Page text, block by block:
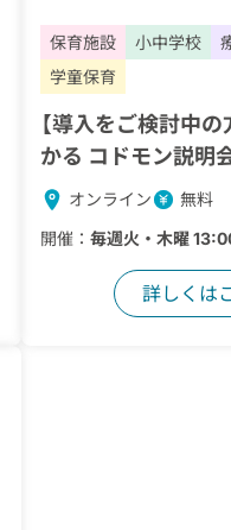
保育施設 小中学校
学童保育
【導入をご検討中
かる コドモン説明
オンライン
無料
開催： 毎週火・木曜
詳しくは